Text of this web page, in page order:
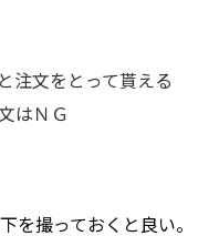
注文をとって貰える
はＮＧ
を撮っておくと良い。